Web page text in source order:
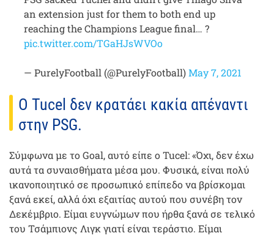
an extension just for them to both end up
reaching the Champions League final… ?
pic.twitter.com/TGaHJsWVOo
— PurelyFootball (@PurelyFootball)May 7, 2021
Ο Tucel δεν κρατάει κακία απέναντι
στην PSG.
Σύμφωνα με το Goal, αυτό είπε ο Tucel: «Όχι, δεν έχω
αυτά τα συναισθήματα μέσα μου. Φυσικά, είναι πολύ
ικανοποιητικό σε προσωπικό επίπεδο να βρίσκομαι
ξανά εκεί, αλλά όχι εξαιτίας αυτού που συνέβη τον
Δεκέμβριο. Είμαι ευγνώμων που ήρθα ξανά σε τελικό
του Τσάμπιονς Λιγκ γιατί είναι τεράστιο. Είμαι